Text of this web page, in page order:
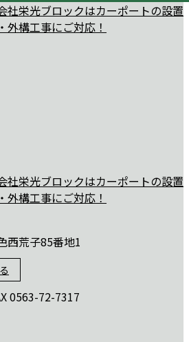
西荒子85番地1
0563-72-7317